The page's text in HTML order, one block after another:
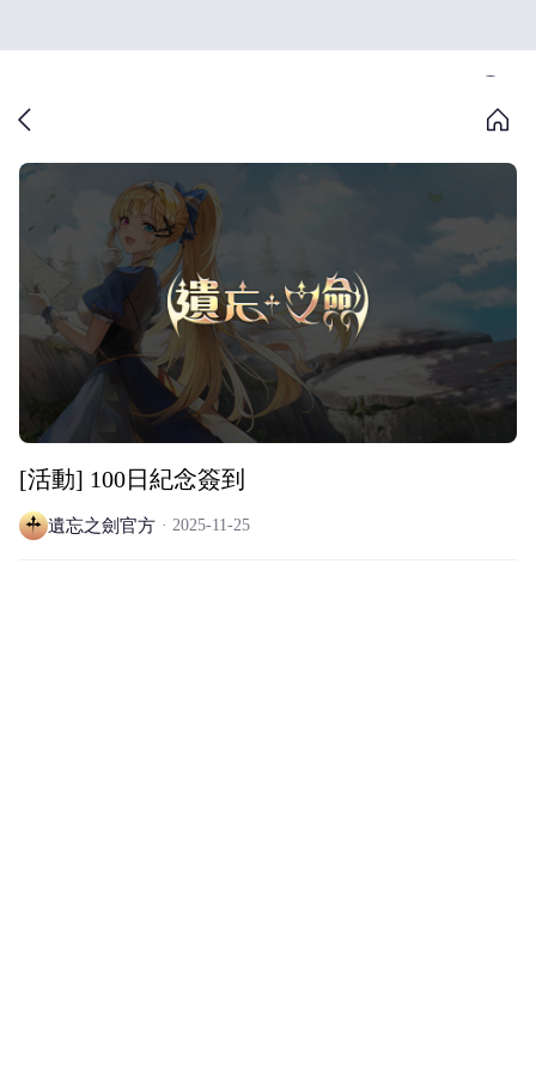
[活動] 100日紀念簽到
遺忘之劍官方 2025-11-25